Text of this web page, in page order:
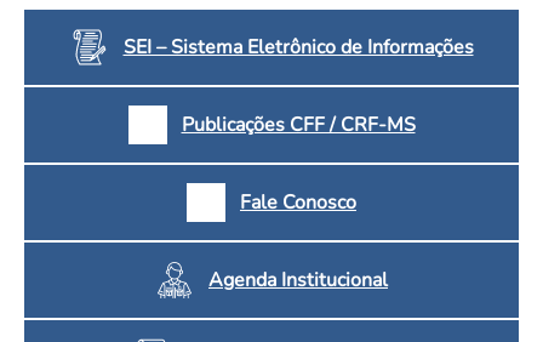
SEI – Sistema Eletrônico de Informações
Publicações CFF / CRF-MS
Fale Conosco
Agenda Institucional